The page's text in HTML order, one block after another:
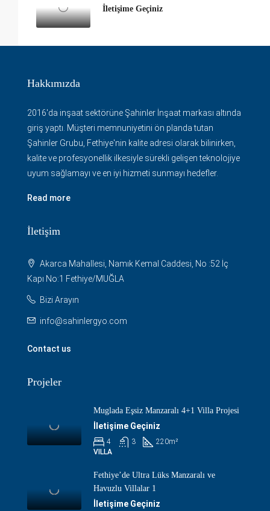
İletişime Geçiniz
Hakkımızda
2016'da inşaat sektörüne Şahinler İnşaat markası altında
giriş yaptı. Müşteri memnuniyetini ön planda tutan
Şahinler Grubu, Fethiye'nin kalite adresi olarak bilinirken,
kalite ve profesyonellik ilkesiyle sürekli gelişen teknolojiye
uyum sağlamayı ve en iyi hizmeti sunmayı hedefler.
Read more
İletişim
Akarca Mahallesi, Namık Kemal Caddesi, No :52 İç
Kapı No:1 Fethiye/MUĞLA
Bizi Arayın
info@sahinlergyo.com
Contact us
Projeler
Muglada Eşsiz Manzaralı 4+1 Villa Projesi
İletişime Geçiniz
4 3 220m²
VILLA
Fethiye’de Ultra Lüks Manzaralı ve
Havuzlu Villalar 1
İletişime Geçiniz